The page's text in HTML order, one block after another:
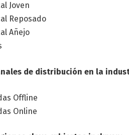
Joven
Reposado
Añejo
de distribución en la
Offline
Online